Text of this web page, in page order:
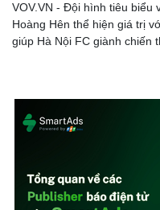
VOV.VN - Đội hình tiêu biểu
Hoàng Hên thể hiện giá trị
giúp Hà Nội FC giành chiến